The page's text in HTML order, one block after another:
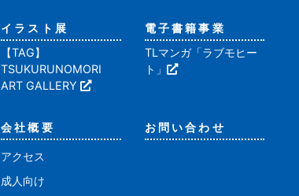
イラスト展
【TAG】
TSUKURUNOMORI
ART GALLERY
電子書籍事業
TLマンガ「ラブモヒー
ト」
会社概要
アクセス
成人向け
お問い合わせ